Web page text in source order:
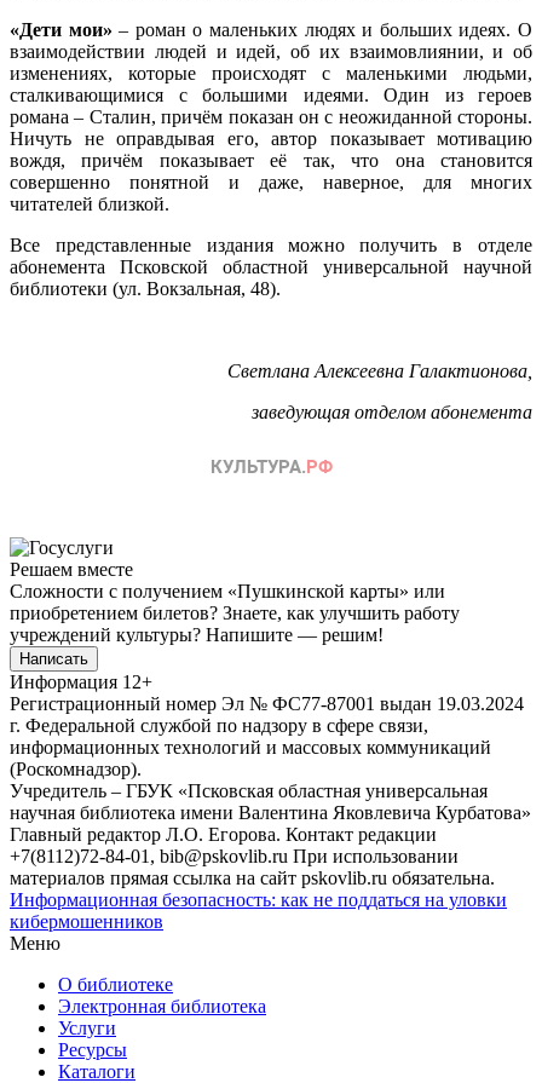
«Дети мои» – роман о маленьких людях и больших идеях. О
взаимодействии людей и идей, об их взаимовлиянии, и об
изменениях, которые происходят с маленькими людьми,
сталкивающимися с большими идеями. Один из героев
романа – Сталин, причём показан он с неожиданной стороны.
Ничуть не оправдывая его, автор показывает мотивацию
вождя, причём показывает её так, что она становится
совершенно понятной и даже, наверное, для многих
читателей близкой.
Все представленные издания можно получить в отделе
абонемента Псковской областной универсальной научной
библиотеки (ул. Вокзальная, 48).
Светлана Алексеевна Галактионова,
заведующая отделом абонемента
Решаем вместе
Сложности с получением «Пушкинской карты» или
приобретением билетов? Знаете, как улучшить работу
учреждений культуры? Напишите — решим!
Написать
Информация 12+
Регистрационный номер Эл № ФС77-87001 выдан 19.03.2024
г. Федеральной службой по надзору в сфере связи,
информационных технологий и массовых коммуникаций
(Роскомнадзор).
Учредитель – ГБУК «Псковская областная универсальная
научная библиотека имени Валентина Яковлевича Курбатова»
Главный редактор Л.О. Егорова. Контакт редакции
+7(8112)72-84-01, bib@pskovlib.ru При использовании
материалов прямая ссылка на сайт pskovlib.ru обязательна.
Информационная безопасность: как не поддаться на уловки
кибермошенников
Меню
О библиотеке
Электронная библиотека
Услуги
Ресурсы
Каталоги